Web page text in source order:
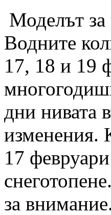
Моделът за
Водните
17, 18 и 19
дни нивата
изменения.
17
за